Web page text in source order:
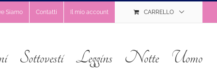
Siamo Contatti Il mio account CARRELLO
Sottovesti Leggins Notte Uomo